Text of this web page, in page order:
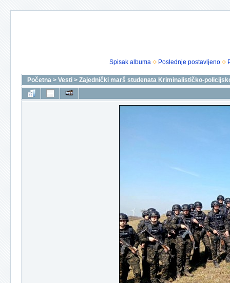
Spisak albuma Poslednje postavljeno
Početna > Vesti > Zajednički marš studenata Kriminalističko-